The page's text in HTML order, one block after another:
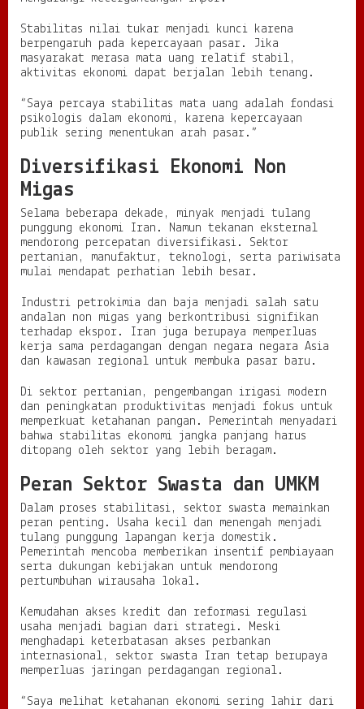
Stabilitas nilai tukar menjadi kunci karena
berpengaruh pada kepercayaan pasar. Jika
masyarakat merasa mata uang relatif stabil,
aktivitas ekonomi dapat berjalan lebih tenang.
“Saya percaya stabilitas mata uang adalah fondasi
psikologis dalam ekonomi, karena kepercayaan
publik sering menentukan arah pasar.”
Diversifikasi Ekonomi Non
Migas
Selama beberapa dekade, minyak menjadi tulang
punggung ekonomi Iran. Namun tekanan eksternal
mendorong percepatan diversifikasi. Sektor
pertanian, manufaktur, teknologi, serta pariwisata
mulai mendapat perhatian lebih besar.
Industri petrokimia dan baja menjadi salah satu
andalan non migas yang berkontribusi signifikan
terhadap ekspor. Iran juga berupaya memperluas
kerja sama perdagangan dengan negara negara Asia
dan kawasan regional untuk membuka pasar baru.
Di sektor pertanian, pengembangan irigasi modern
dan peningkatan produktivitas menjadi fokus untuk
memperkuat ketahanan pangan. Pemerintah menyadari
bahwa stabilitas ekonomi jangka panjang harus
ditopang oleh sektor yang lebih beragam.
Peran Sektor Swasta dan UMKM
Dalam proses stabilitasi, sektor swasta memainkan
peran penting. Usaha kecil dan menengah menjadi
tulang punggung lapangan kerja domestik.
Pemerintah mencoba memberikan insentif pembiayaan
serta dukungan kebijakan untuk mendorong
pertumbuhan wirausaha lokal.
Kemudahan akses kredit dan reformasi regulasi
usaha menjadi bagian dari strategi. Meski
menghadapi keterbatasan akses perbankan
internasional, sektor swasta Iran tetap berupaya
memperluas jaringan perdagangan regional.
“Saya melihat ketahanan ekonomi sering lahir dari